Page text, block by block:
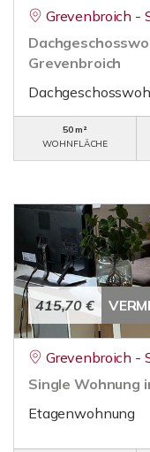
Grevenbroich -
Grevenbroich
50 m²
WOHNFLÄCHE
415,70 €
Grevenbroich -
Single Wohnung
Etagenwohnung